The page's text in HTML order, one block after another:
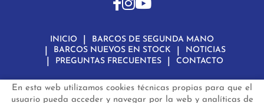
En esta web utilizamos cookies técnicas propias para que el
usuario pueda acceder y navegar por la web y analíticas de
INICIO
BARCOS DE SEGUNDA MANO
BARCOS NUEVOS EN STOCK
NOTICIAS
PREGUNTAS FRECUENTES
CONTACTO
Aviso Legal
Política de Privacidad de Datos
Política de Cookies
Configuración de Cookies